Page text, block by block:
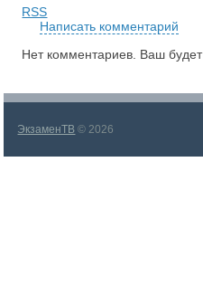
RSS
Написать комментарий
Нет комментариев. Ваш
ЭкзаменТВ © 2026